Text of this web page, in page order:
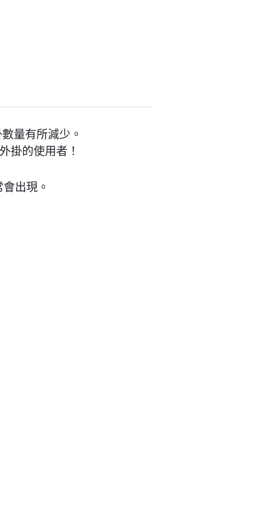
量有所減少。
掛的使用者！
出現。